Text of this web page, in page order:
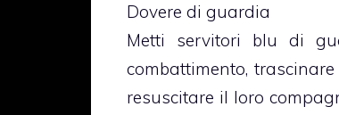
Dovere di guardia
Metti servitori blu di
combattimento,
resuscitare il loro